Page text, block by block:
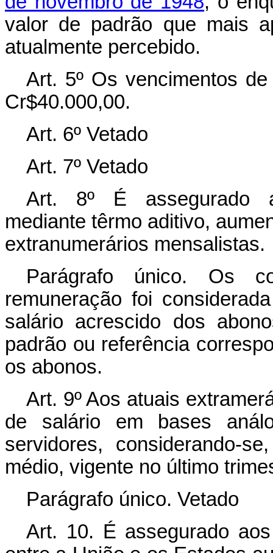
valor de padrão que mais
atualmente percebido.
Art. 5º Os vencimentos
Cr$40.000,00.
Art. 6º Vetado
Art. 7º Vetado
Art. 8º É assegurado
mediante têrmo aditivo,
extranumerários mensalistas.
Parágrafo único. Os
remuneração foi
salário acrescido dos
padrão ou referência
os abonos.
Art. 9º Aos atuais
de salário em bases
servidores, considerando-
médio, vigente no último
Parágrafo único. Vetado
Art. 10. É assegurado